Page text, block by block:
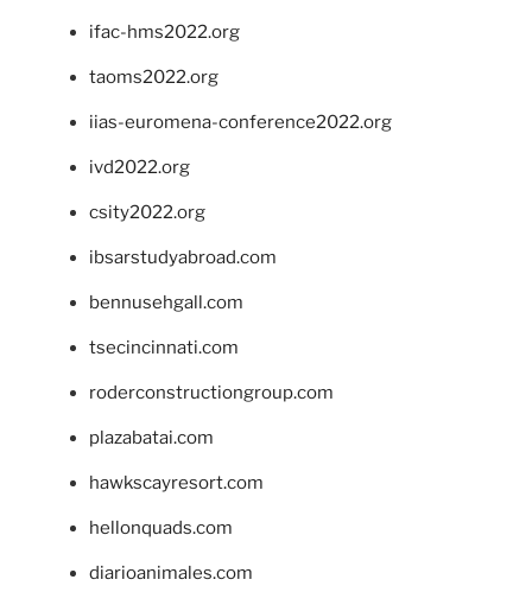
ifac-hms2022.org
taoms2022.org
iias-euromena-conference2022.org
ivd2022.org
csity2022.org
ibsarstudyabroad.com
bennusehgall.com
tsecincinnati.com
roderconstructiongroup.com
plazabatai.com
hawkscayresort.com
hellonquads.com
diarioanimales.com